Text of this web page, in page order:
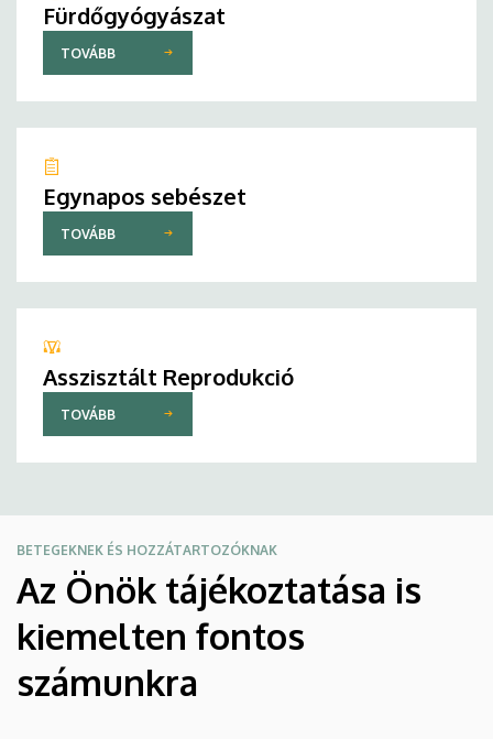
Fürdőgyógyászat
TOVÁBB
Egynapos sebészet
TOVÁBB
Asszisztált Reprodukció
TOVÁBB
BETEGEKNEK ÉS HOZZÁTARTOZÓKNAK
Az Önök tájékoztatása is
kiemelten fontos
számunkra